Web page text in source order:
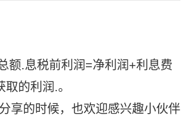
额.息税前利润=净利润+利息费
的利润.。
享的时候，也欢迎感兴趣小伙伴